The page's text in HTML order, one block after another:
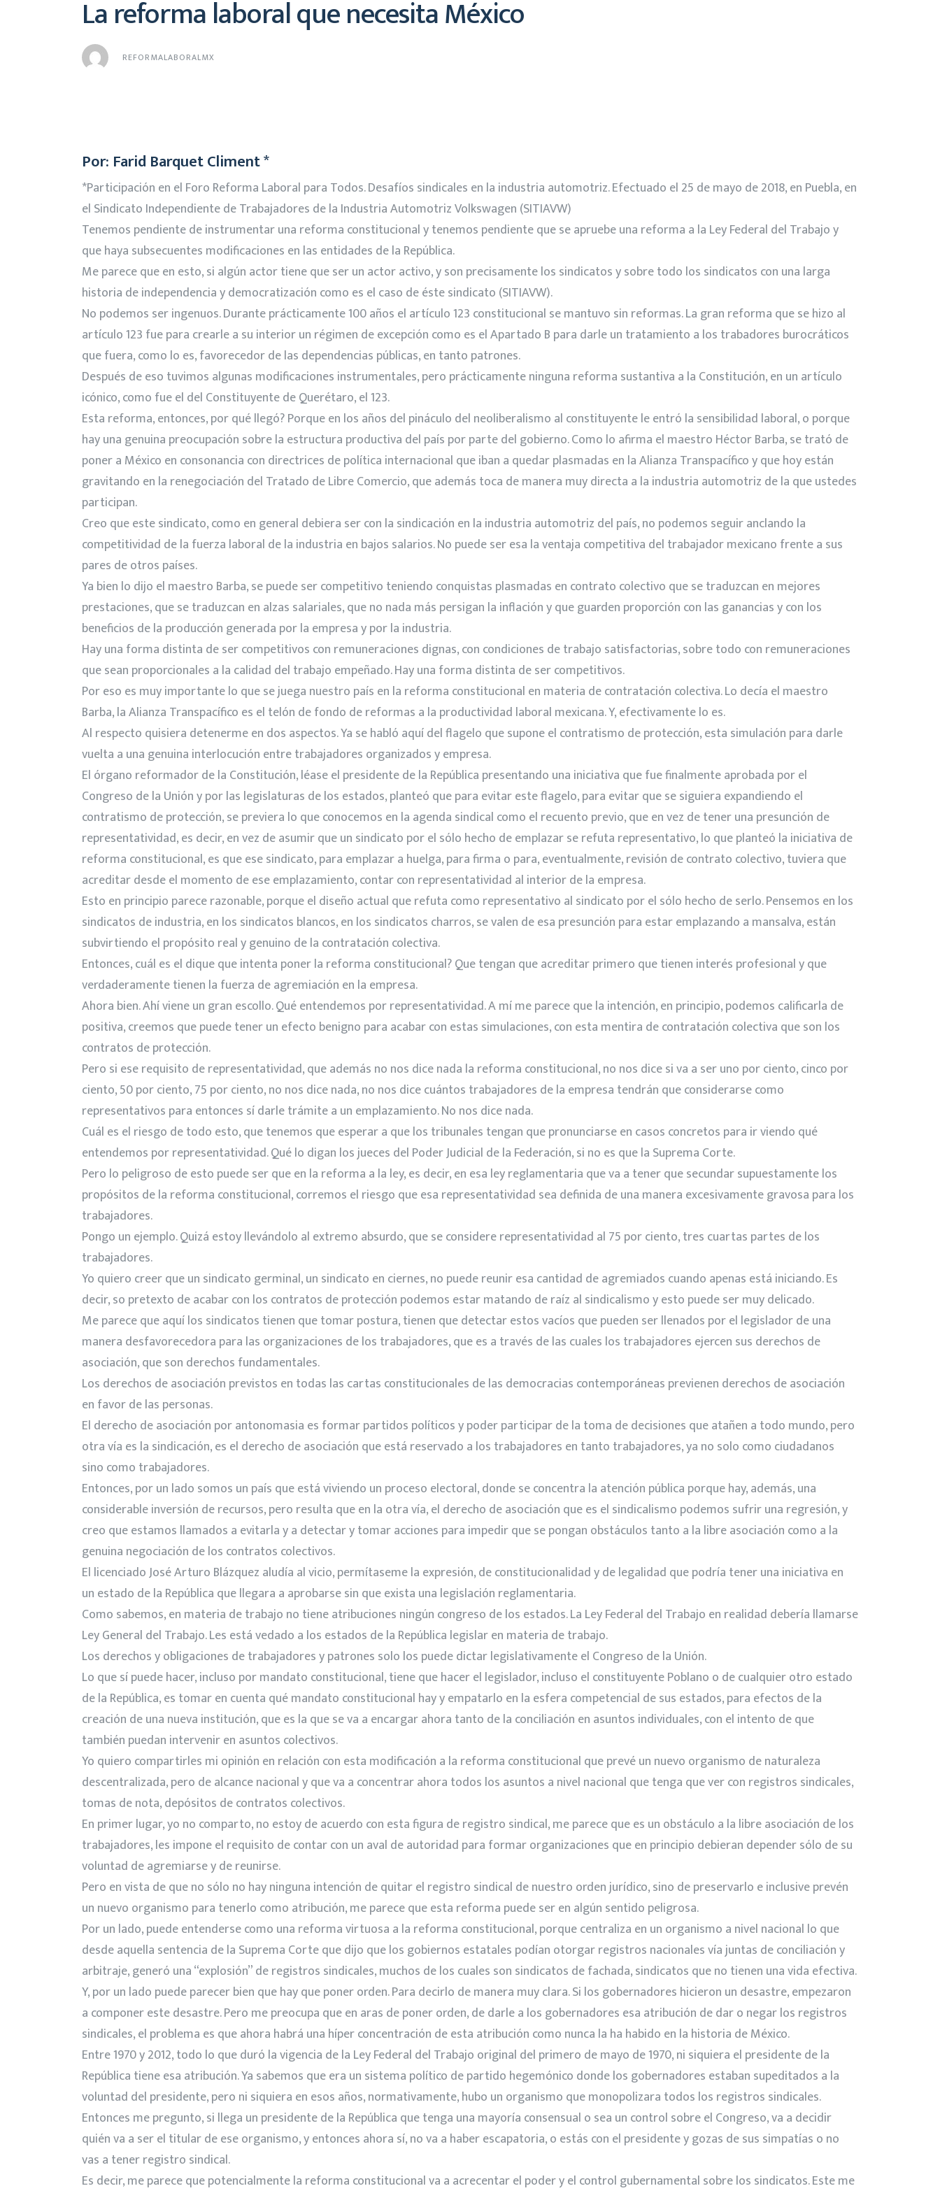
La reforma laboral que necesita México
REFORMALABORALMX
Por: Farid Barquet Climent*
*Participación en el Foro Reforma Laboral para Todos. Desafíos sindicales en la industria automotriz. Efectuado el 25 de mayo de 2018, en Puebla, en
el Sindicato Independiente de Trabajadores de la Industria Automotriz Volkswagen (SITIAVW)
Tenemos pendiente de instrumentar una reforma constitucional y tenemos pendiente que se apruebe una reforma a la Ley Federal del Trabajo y
que haya subsecuentes modificaciones en las entidades de la República.
Me parece que en esto, si algún actor tiene que ser un actor activo, y son precisamente los sindicatos y sobre todo los sindicatos con una larga
historia de independencia y democratización como es el caso de éste sindicato (SITIAVW).
No podemos ser ingenuos. Durante prácticamente 100 años el artículo 123 constitucional se mantuvo sin reformas. La gran reforma que se hizo al
artículo 123 fue para crearle a su interior un régimen de excepción como es el Apartado B para darle un tratamiento a los trabadores burocráticos
que fuera, como lo es, favorecedor de las dependencias públicas, en tanto patrones.
Después de eso tuvimos algunas modificaciones instrumentales, pero prácticamente ninguna reforma sustantiva a la Constitución, en un artículo
icónico, como fue el del Constituyente de Querétaro, el 123.
Esta reforma, entonces, por qué llegó? Porque en los años del pináculo del neoliberalismo al constituyente le entró la sensibilidad laboral, o porque
hay una genuina preocupación sobre la estructura productiva del país por parte del gobierno. Como lo afirma el maestro Héctor Barba, se trató de
poner a México en consonancia con directrices de política internacional que iban a quedar plasmadas en la Alianza Transpacífico y que hoy están
gravitando en la renegociación del Tratado de Libre Comercio, que además toca de manera muy directa a la industria automotriz de la que ustedes
participan.
Creo que este sindicato, como en general debiera ser con la sindicación en la industria automotriz del país, no podemos seguir anclando la
competitividad de la fuerza laboral de la industria en bajos salarios. No puede ser esa la ventaja competitiva del trabajador mexicano frente a sus
pares de otros países.
Ya bien lo dijo el maestro Barba, se puede ser competitivo teniendo conquistas plasmadas en contrato colectivo que se traduzcan en mejores
prestaciones, que se traduzcan en alzas salariales, que no nada más persigan la inflación y que guarden proporción con las ganancias y con los
beneficios de la producción generada por la empresa y por la industria.
Hay una forma distinta de ser competitivos con remuneraciones dignas, con condiciones de trabajo satisfactorias, sobre todo con remuneraciones
que sean proporcionales a la calidad del trabajo empeñado. Hay una forma distinta de ser competitivos.
Por eso es muy importante lo que se juega nuestro país en la reforma constitucional en materia de contratación colectiva. Lo decía el maestro
Barba, la Alianza Transpacífico es el telón de fondo de reformas a la productividad laboral mexicana. Y, efectivamente lo es.
Al respecto quisiera detenerme en dos aspectos. Ya se habló aquí del flagelo que supone el contratismo de protección, esta simulación para darle
vuelta a una genuina interlocución entre trabajadores organizados y empresa.
El órgano reformador de la Constitución, léase el presidente de la República presentando una iniciativa que fue finalmente aprobada por el
Congreso de la Unión y por las legislaturas de los estados, planteó que para evitar este flagelo, para evitar que se siguiera expandiendo el
contratismo de protección, se previera lo que conocemos en la agenda sindical como el recuento previo, que en vez de tener una presunción de
representatividad, es decir, en vez de asumir que un sindicato por el sólo hecho de emplazar se refuta representativo, lo que planteó la iniciativa de
reforma constitucional, es que ese sindicato, para emplazar a huelga, para firma o para, eventualmente, revisión de contrato colectivo, tuviera que
acreditar desde el momento de ese emplazamiento, contar con representatividad al interior de la empresa.
Esto en principio parece razonable, porque el diseño actual que refuta como representativo al sindicato por el sólo hecho de serlo. Pensemos en los
sindicatos de industria, en los sindicatos blancos, en los sindicatos charros, se valen de esa presunción para estar emplazando a mansalva, están
subvirtiendo el propósito real y genuino de la contratación colectiva.
Entonces, cuál es el dique que intenta poner la reforma constitucional? Que tengan que acreditar primero que tienen interés profesional y que
verdaderamente tienen la fuerza de agremiación en la empresa.
Ahora bien. Ahí viene un gran escollo. Qué entendemos por representatividad. A mí me parece que la intención, en principio, podemos calificarla de
positiva, creemos que puede tener un efecto benigno para acabar con estas simulaciones, con esta mentira de contratación colectiva que son los
contratos de protección.
Pero si ese requisito de representatividad, que además no nos dice nada la reforma constitucional, no nos dice si va a ser uno por ciento, cinco por
ciento, 50 por ciento, 75 por ciento, no nos dice nada, no nos dice cuántos trabajadores de la empresa tendrán que considerarse como
representativos para entonces sí darle trámite a un emplazamiento. No nos dice nada.
Cuál es el riesgo de todo esto, que tenemos que esperar a que los tribunales tengan que pronunciarse en casos concretos para ir viendo qué
entendemos por representatividad. Qué lo digan los jueces del Poder Judicial de la Federación, si no es que la Suprema Corte.
Pero lo peligroso de esto puede ser que en la reforma a la ley, es decir, en esa ley reglamentaria que va a tener que secundar supuestamente los
propósitos de la reforma constitucional, corremos el riesgo que esa representatividad sea definida de una manera excesivamente gravosa para los
trabajadores.
Pongo un ejemplo. Quizá estoy llevándolo al extremo absurdo, que se considere representatividad al 75 por ciento, tres cuartas partes de los
trabajadores.
Yo quiero creer que un sindicato germinal, un sindicato en ciernes, no puede reunir esa cantidad de agremiados cuando apenas está iniciando. Es
decir, so pretexto de acabar con los contratos de protección podemos estar matando de raíz al sindicalismo y esto puede ser muy delicado.
Me parece que aquí los sindicatos tienen que tomar postura, tienen que detectar estos vacíos que pueden ser llenados por el legislador de una
manera desfavorecedora para las organizaciones de los trabajadores, que es a través de las cuales los trabajadores ejercen sus derechos de
asociación, que son derechos fundamentales.
Los derechos de asociación previstos en todas las cartas constitucionales de las democracias contemporáneas previenen derechos de asociación
en favor de las personas.
El derecho de asociación por antonomasia es formar partidos políticos y poder participar de la toma de decisiones que atañen a todo mundo, pero
otra vía es la sindicación, es el derecho de asociación que está reservado a los trabajadores en tanto trabajadores, ya no solo como ciudadanos
sino como trabajadores.
Entonces, por un lado somos un país que está viviendo un proceso electoral, donde se concentra la atención pública porque hay, además, una
considerable inversión de recursos, pero resulta que en la otra vía, el derecho de asociación que es el sindicalismo podemos sufrir una regresión, y
creo que estamos llamados a evitarla y a detectar y tomar acciones para impedir que se pongan obstáculos tanto a la libre asociación como a la
genuina negociación de los contratos colectivos.
El licenciado José Arturo Blázquez aludía al vicio, permítaseme la expresión, de constitucionalidad y de legalidad que podría tener una iniciativa en
un estado de la República que llegara a aprobarse sin que exista una legislación reglamentaria.
Como sabemos, en materia de trabajo no tiene atribuciones ningún congreso de los estados. La Ley Federal del Trabajo en realidad debería llamarse
Ley General del Trabajo. Les está vedado a los estados de la República legislar en materia de trabajo.
Los derechos y obligaciones de trabajadores y patrones solo los puede dictar legislativamente el Congreso de la Unión.
Lo que sí puede hacer, incluso por mandato constitucional, tiene que hacer el legislador, incluso el constituyente Poblano o de cualquier otro estado
de la República, es tomar en cuenta qué mandato constitucional hay y empatarlo en la esfera competencial de sus estados, para efectos de la
creación de una nueva institución, que es la que se va a encargar ahora tanto de la conciliación en asuntos individuales, con el intento de que
también puedan intervenir en asuntos colectivos.
Yo quiero compartirles mi opinión en relación con esta modificación a la reforma constitucional que prevé un nuevo organismo de naturaleza
descentralizada, pero de alcance nacional y que va a concentrar ahora todos los asuntos a nivel nacional que tenga que ver con registros sindicales,
tomas de nota, depósitos de contratos colectivos.
En primer lugar, yo no comparto, no estoy de acuerdo con esta figura de registro sindical, me parece que es un obstáculo a la libre asociación de los
trabajadores, les impone el requisito de contar con un aval de autoridad para formar organizaciones que en principio debieran depender sólo de su
voluntad de agremiarse y de reunirse.
Pero en vista de que no sólo no hay ninguna intención de quitar el registro sindical de nuestro orden jurídico, sino de preservarlo e inclusive prevén
un nuevo organismo para tenerlo como atribución, me parece que esta reforma puede ser en algún sentido peligrosa.
Por un lado, puede entenderse como una reforma virtuosa a la reforma constitucional, porque centraliza en un organismo a nivel nacional lo que
desde aquella sentencia de la Suprema Corte que dijo que los gobiernos estatales podían otorgar registros nacionales vía juntas de conciliación y
arbitraje, generó una “explosión” de registros sindicales, muchos de los cuales son sindicatos de fachada, sindicatos que no tienen una vida efectiva.
Y, por un lado puede parecer bien que hay que poner orden. Para decirlo de manera muy clara. Si los gobernadores hicieron un desastre, empezaron
a componer este desastre. Pero me preocupa que en aras de poner orden, de darle a los gobernadores esa atribución de dar o negar los registros
sindicales, el problema es que ahora habrá una híper concentración de esta atribución como nunca la ha habido en la historia de México.
Entre 1970 y 2012, todo lo que duró la vigencia de la Ley Federal del Trabajo original del primero de mayo de 1970, ni siquiera el presidente de la
República tiene esa atribución. Ya sabemos que era un sistema político de partido hegemónico donde los gobernadores estaban supeditados a la
voluntad del presidente, pero ni siquiera en esos años, normativamente, hubo un organismo que monopolizara todos los registros sindicales.
Entonces me pregunto, si llega un presidente de la República que tenga una mayoría consensual o sea un control sobre el Congreso, va a decidir
quién va a ser el titular de ese organismo, y entonces ahora sí, no va a haber escapatoria, o estás con el presidente y gozas de sus simpatías o no
vas a tener registro sindical.
Es decir, me parece que potencialmente la reforma constitucional va a acrecentar el poder y el control gubernamental sobre los sindicatos. Este me